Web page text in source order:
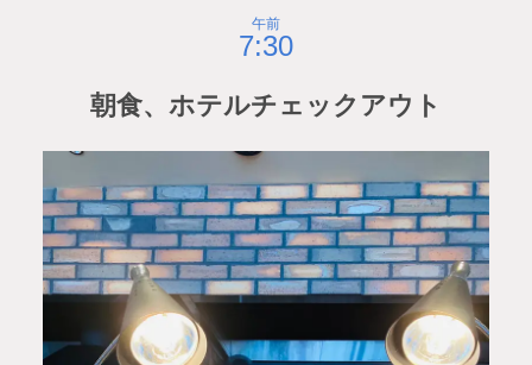
午前
朝食、ホテルチェックアウト